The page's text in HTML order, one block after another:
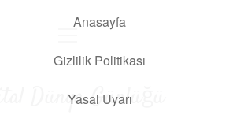
Anasayfa
Gizlilik Politikası
Yasal Uyarı
Dünya Günlüğü